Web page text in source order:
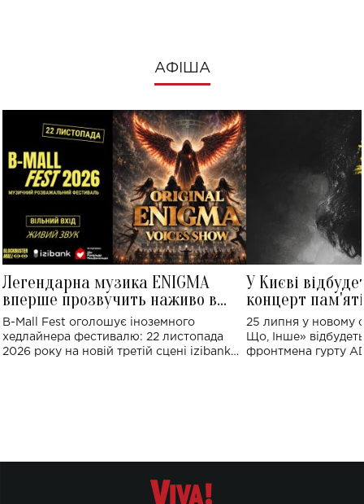
АФІША
Легендарна музика ENIGMA
вперше прозвучить наживо в
Україні: де відбудеться концерт
B-Mall Fest оголошує іноземного
хедлайнера фестивалю: 22 листопада
2026 року на новій третій сцені izibank
У Києві
концерт
Клименка:
виконають
25 липня у новому
Що, Інше»
фронтмена гурту